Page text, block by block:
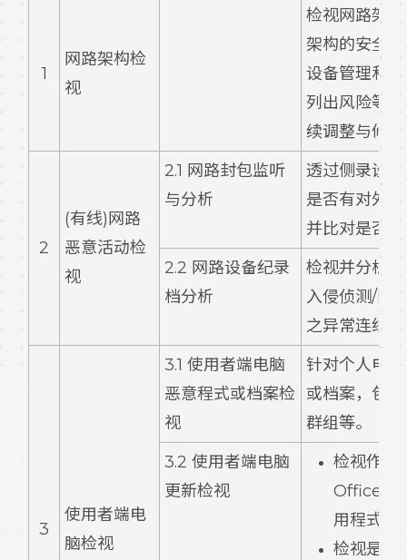
1
网路架构检
视
检视网路架
架构的安全
设备管理和
列出风险等
续调整与修
2
(有线)网路
恶意活动检
视
2.1 网路封包监听
与分析
透过侧录设
是否有对外
并比对是否
2.2 网路设备纪录
档分析
检视并分析
入侵侦测/防
之异常连线
3
使用者端电
脑检视
3.1 使用者端电脑
恶意程式或档案检
视
针对个人电
或档案，包
群组等。
3.2 使用者端电脑
更新检视
检视作业
Office、
用程式等
检视是否